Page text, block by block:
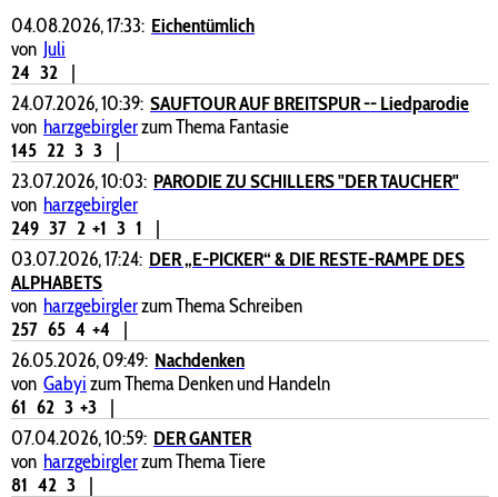
04.08.2026, 17:33: Eichentümlich
von Juli
24 32
|
24.07.2026, 10:39: SAUFTOUR AUF BREITSPUR -- Liedparodie
von harzgebirglerzum Thema Fantasie
145 22 3 3
|
23.07.2026, 10:03: PARODIE ZU SCHILLERS "DER TAUCHER"
von harzgebirgler
249 37 2 +1 3 1
|
03.07.2026, 17:24: DER „E-PICKER“ & DIE RESTE-RAMPE DES
ALPHABETS
von harzgebirglerzum Thema Schreiben
257 65 4 +4
|
26.05.2026, 09:49: Nachdenken
von Gabyizum Thema Denken und Handeln
61 62 3 +3
|
07.04.2026, 10:59: DER GANTER
von harzgebirglerzum Thema Tiere
81 42 3
|